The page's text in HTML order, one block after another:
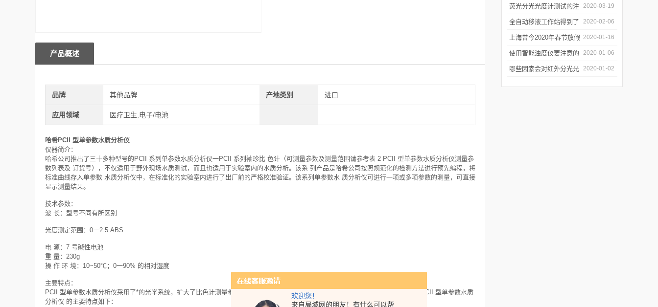
欢迎您！
来自局域网的朋友！有什么可以帮
软件有哪些特点
荧光分光光度计测试的注
意事项有哪些
2020-03-19
全自动移液工作站得到了
广泛的应用
2020-02-06
上海昔今2020年春节放假
通知
2020-01-16
使用智能浊度仪要注意的
几个要点
2020-01-06
哪些因素会对红外分光光 2020-01-02
产品概述
品牌 其他品牌 产地类别 进口
应用领域 医疗卫生,电子/电池
哈希PCII 型单参数水质分析仪
仪器简介：
哈希公司推出了三十多种型号的PCII 系列单参数水质分析仪一PCII 系列袖珍比 色计（可测量参数及测量范围请参考表 2 PCII 型单参数水质分析仪测量参
数列表及 订货号），不仅适用于野外现场水质测试，而且也适用于实验室内的水质分析。该系 列产品是哈希公司按照规范化的检测方法进行预先编程，将
标准曲线存入单参数 水质分析仪中，在标准化的实验室内进行了出厂前的严格校准验证。该系列单参数水 质分析仪可进行一项或多项参数的测量，可直接
显示测量结果。
技术参数：
波 长：型号不同有所区别
光度测定范围：0一2.5 ABS
电 源：7 号碱性电池
重 量：230g
操 作 环 境：10~50℃；0一90% 的相对湿度
主要特点：
PCII 型单参数水质分析仪采用了*的光学系统，扩大了比色计测量参数的量 程，节约了样品稀释所需的时间，使得分析效率大大提高。PCII 型单参数水质
分析仪 的主要特点如下：